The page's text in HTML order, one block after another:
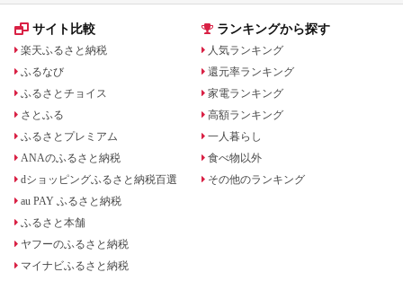
サイト比較
楽天ふるさと納税
ふるなび
ふるさとチョイス
さとふる
ふるさとプレミアム
ANAのふるさと納税
dショッピングふるさと納税百選
au PAY ふるさと納税
ふるさと本舗
ヤフーのふるさと納税
マイナビふるさと納税
ランキングから探す
人気ランキング
還元率ランキング
家電ランキング
高額ランキング
一人暮らし
食べ物以外
その他のランキング